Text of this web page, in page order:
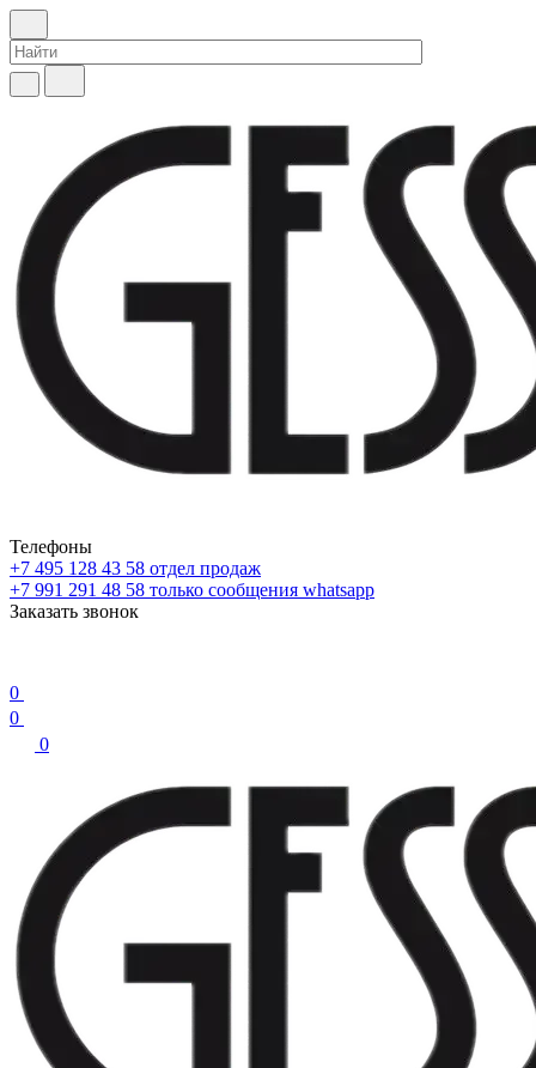
Телефоны
+7 495 128 43 58 отдел продаж
+7 991 291 48 58 только сообщения whatsapp
Заказать звонок
0
0
0